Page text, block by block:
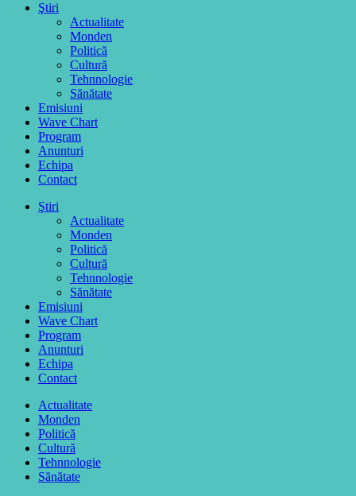
Ştiri
Actualitate
Monden
Politică
Cultură
Tehnnologie
Sănătate
Emisiuni
Wave Chart
Program
Anunturi
Echipa
Contact
Ştiri
Actualitate
Monden
Politică
Cultură
Tehnnologie
Sănătate
Emisiuni
Wave Chart
Program
Anunturi
Echipa
Contact
Actualitate
Monden
Politică
Cultură
Tehnnologie
Sănătate